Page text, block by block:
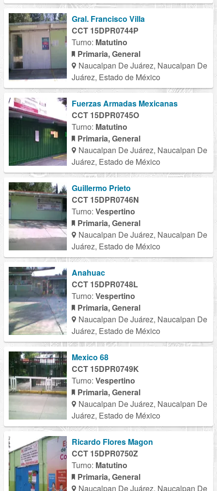
Gral. Francisco Villa
CCT 15DPR0744P
Turno: Matutino
Primaria, General
Naucalpan De Juárez, Naucalpan De
Juárez, Estado de México
Fuerzas Armadas Mexicanas
CCT 15DPR0745O
Turno: Matutino
Primaria, General
Naucalpan De Juárez, Naucalpan De
Juárez, Estado de México
Guillermo Prieto
CCT 15DPR0746N
Turno: Vespertino
Primaria, General
Naucalpan De Juárez, Naucalpan De
Juárez, Estado de México
Anahuac
CCT 15DPR0748L
Turno: Vespertino
Primaria, General
Naucalpan De Juárez, Naucalpan De
Juárez, Estado de México
Mexico 68
CCT 15DPR0749K
Turno: Vespertino
Primaria, General
Naucalpan De Juárez, Naucalpan De
Juárez, Estado de México
Ricardo Flores Magon
CCT 15DPR0750Z
Turno: Matutino
Primaria, General
Naucalpan De Juárez, Naucalpan De